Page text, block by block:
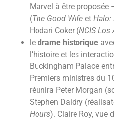
Marvel à être proposée
(The Good Wife et Halo:
Hodari Coker (NCIS Los
le drame historique
l’histoire et les
Buckingham Palace
Premiers ministres du
réunira Peter Morgan
Stephen Daldry
Hours). Claire Roy, vue